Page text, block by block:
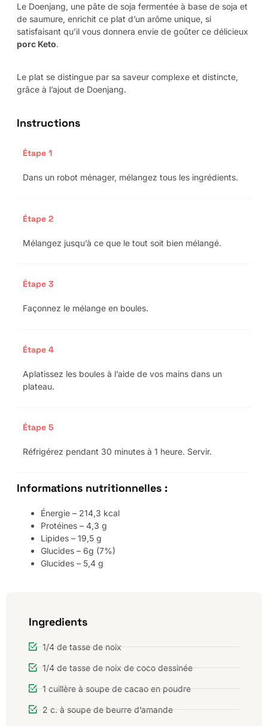
Le Doenjang, une pâte de soja fermentée à base de soja et
de saumure, enrichit ce plat d’un arôme unique, si
satisfaisant qu’il vous donnera envie de goûter ce délicieux
porc Keto.
Le plat se distingue par sa saveur complexe et distincte,
grâce à l’ajout de Doenjang.
Instructions
Étape 1
Dans un robot ménager, mélangez tous les ingrédients.
Étape 2
Mélangez jusqu’à ce que le tout soit bien mélangé.
Étape 3
Façonnez le mélange en boules.
Étape 4
Aplatissez les boules à l’aide de vos mains dans un
plateau.
Étape 5
Réfrigérez pendant 30 minutes à 1 heure. Servir.
Informations nutritionnelles :
Énergie – 214,3 kcal
Protéines – 4,3 g
Lipides – 19,5 g
Glucides – 6g (7%)
Glucides – 5,4 g
Ingredients
1/4 de tasse de noix
1/4 de tasse de noix de coco dessinée
1 cuillère à soupe de cacao en poudre
2 c. à soupe de beurre d’amande